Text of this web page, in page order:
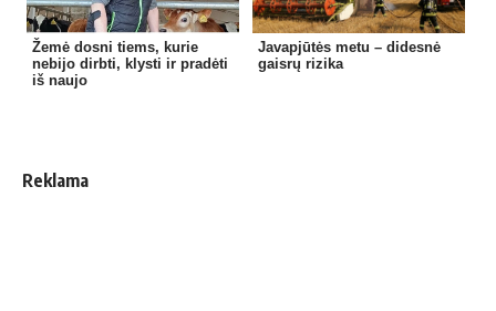
Žemė dosni tiems, kurie
nebijo dirbti, klysti ir pradėti
iš naujo
Javapjūtės metu – didesnė
gaisrų rizika
Reklama